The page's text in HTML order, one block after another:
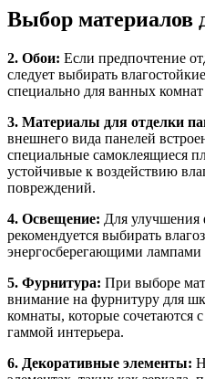
Выбор материалов
2. Обои: Если предпочтение
следует выбирать
специально для ванных комнат
3. Материалы для отделки
внешнего вида панелей
специальные самоклеящиеся
устойчивые к воздействию
повреждений.
4. Освещение: Для улучшения
рекомендуется выбирать
энергосберегающими лампами
5. Фурнитура: При выборе
внимание на фурнитуру для
комнаты, которые сочетаются
гаммой интерьера.
6. Декоративные элементы: